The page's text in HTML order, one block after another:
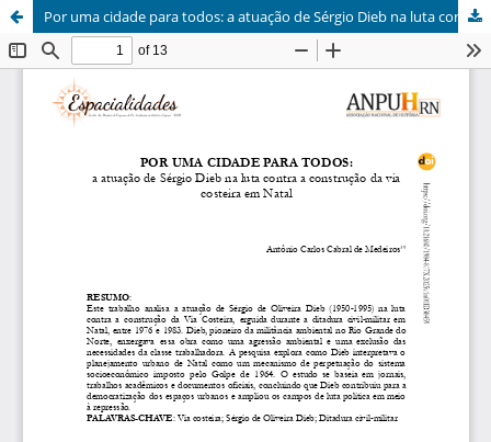
Por uma cidade para todos: a atuação de Sérgio Dieb na luta contra a construção da Via Costeira em Natal